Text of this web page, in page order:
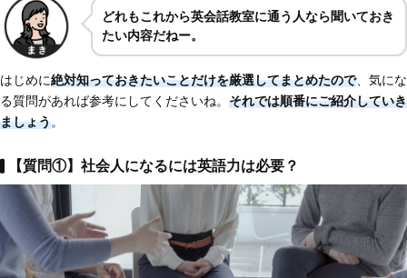
どれもこれから英会話教室に通う人なら聞いておき
たい内容だねー。
はじめに絶対知っておきたいことだけを厳選してまとめたので、気にな
る質問があれば参考にしてくださいね。 それでは順番にご紹介していき
ましょう。
【質問①】社会人になるには英語力は必要？